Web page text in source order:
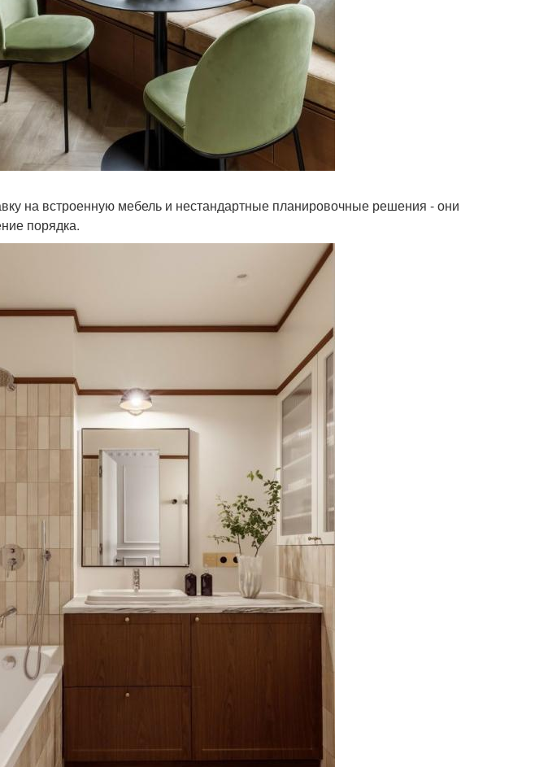
на встроенную мебель и нестандартные планировочные решения - они
порядка.